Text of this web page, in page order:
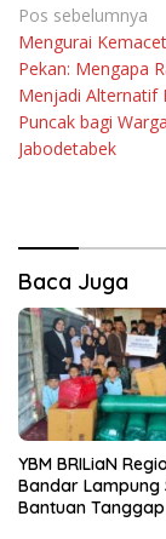
Navigasi
pos
Pos sebelumnya
Mengurai
Pekan: Mengapa
Menjadi Alternatif
Puncak bagi Warga
Jabodetabek
Baca Juga
YBM BRILiaN
Bandar Lampung
Bantuan